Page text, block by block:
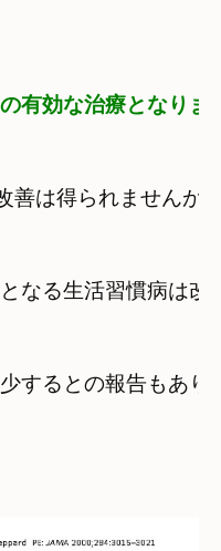
有効な治療となりま
善は得られませんが
なる生活習慣病は改
するとの報告もあり